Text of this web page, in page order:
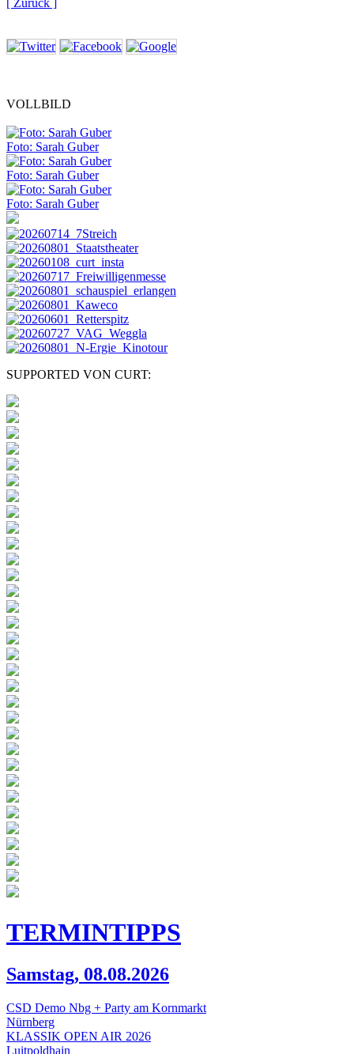
[ Zurück ]
VOLLBILD
Foto: Sarah Guber
Foto: Sarah Guber
Foto: Sarah Guber
SUPPORTED VON CURT:
TERMINTIPPS
Samstag, 08.08.2026
CSD Demo Nbg + Party am Kornmarkt
Nürnberg
KLASSIK OPEN AIR 2026
Luitpoldhain